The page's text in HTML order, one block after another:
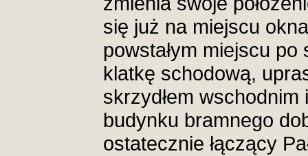
się już na miejscu
powstałym miejscu
klatkę schodową,
skrzydłem wschodnim
budynku bramnego
ostatecznie łączący